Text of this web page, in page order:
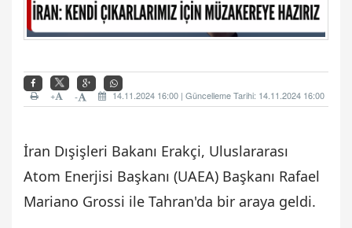
14.11.2024 16:00 | Güncelleme Tarihi: 14.11.2024 16:00
-
+
İran Dışişleri Bakanı Erakçi, Uluslararası
Atom Enerjisi Başkanı (UAEA) Başkanı Rafael
Mariano Grossi ile Tahran'da bir araya geldi.